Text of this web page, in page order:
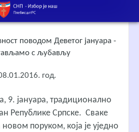
поводом Деветог јануара -
с љубављу
год.
9. јануара, традиционално
Републике Српске. Сваке
поруком, која је уједно